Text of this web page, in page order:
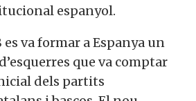
espanyol.
va formar a Espanya un
que va comptar
dels partits